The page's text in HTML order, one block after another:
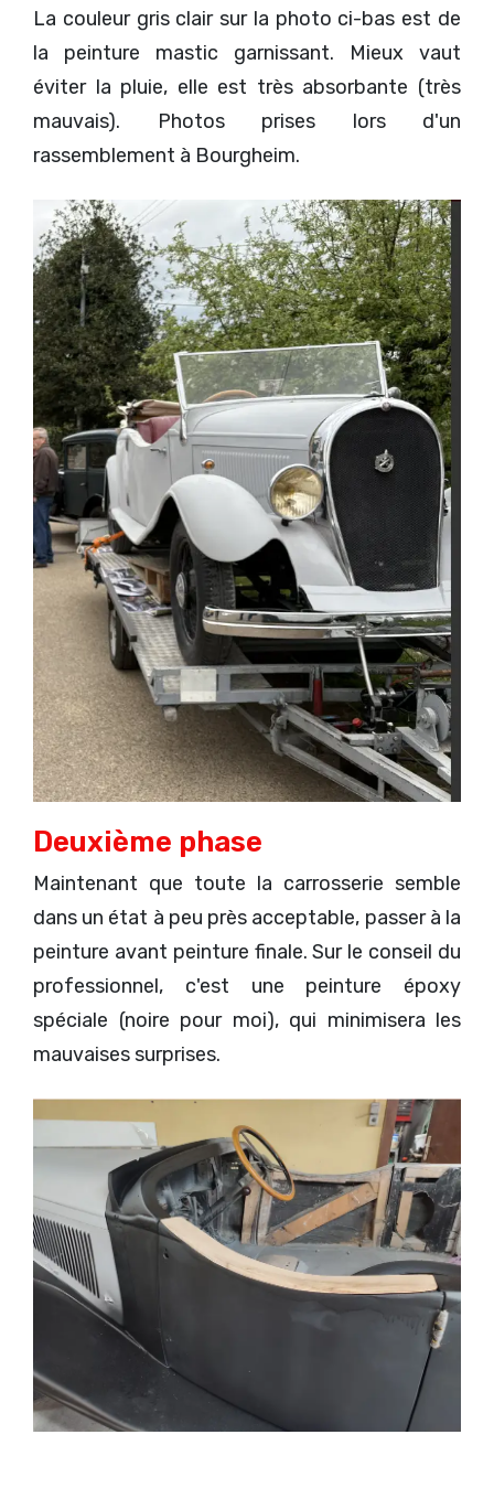
La couleur gris clair sur la photo ci-bas est de
la peinture mastic garnissant. Mieux vaut
éviter la pluie, elle est très absorbante (très
mauvais). Photos prises lors d'un
rassemblement à Bourgheim.
Deuxième phase
Maintenant que toute la carrosserie semble
dans un état à peu près acceptable, passer à la
peinture avant peinture finale. Sur le conseil du
professionnel, c'est une peinture époxy
spéciale (noire pour moi), qui minimisera les
mauvaises surprises.